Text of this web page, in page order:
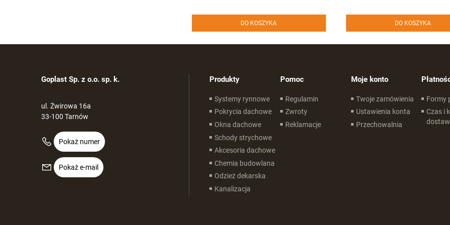
DO KOSZYKA DO KOSZYKA
Goplast Sp. z o.o. sp. k.
ul. Żwirowa 16a
33-100 Tarnów
Pokaż numer
Pokaż e-mail
Produkty
Systemy rynnowe
Pokrycia dachowe
Okna dachowe
Schody strychowe
Akcesoria dachowe
Chemia budowlana
Odzież dekarska
Kanalizacja
Pomoc
Regulamin
Zwroty
Reklamacje
Moje konto
Twoje zamówienia
Ustawienia konta
Przechowalnia
Formy
Czas i